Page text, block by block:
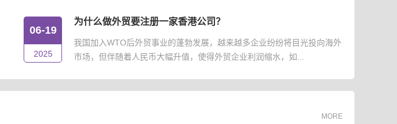
06-19
2025
为什么做外贸要注册一家香港公司？
我国加入WTO后外贸事业的蓬勃发展，越来越多企业纷纷将目光投向海外
市场，但伴随着人民币大幅升值，使得外贸企业利润缩水，如...
MORE